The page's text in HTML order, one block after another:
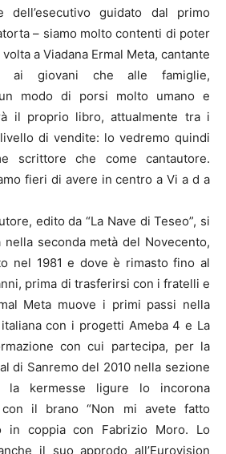
dell’esecutivo guidato dal primo
– siamo molto contenti di poter
a Viadana Ermal Meta, cantante
ai giovani che alle famiglie,
modo di porsi molto umano e
il proprio libro, attualmente tra i
di vendite: lo vedremo quindi
scrittore che come cantautore.
fieri di avere in centro a Vi a d a
edito da “La Nave di Teseo”, si
nella seconda metà del Novecento,
nel 1981 e dove è rimasto fino al
prima di trasferirsi con i fratelli e
Meta muove i primi passi nella
con i progetti Ameba 4 e La
con cui partecipa, per la
di Sanremo del 2010 nella sezione
la kermesse ligure lo incorona
il brano “Non mi avete fatto
in coppia con Fabrizio Moro. Lo
il suo approdo all’Eurovision